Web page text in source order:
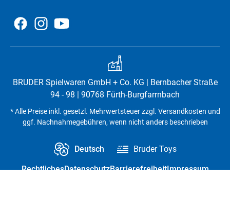
BRUDER Spielwaren GmbH + Co. KG | Bernbacher Straße
94 - 98 | 90768 Fürth-Burgfarrnbach
* Alle Preise inkl. gesetzl. Mehrwertsteuer zzgl. Versandkosten und
ggf. Nachnahmegebühren, wenn nicht anders beschrieben
Deutsch Bruder Toys
RechtlichesDatenschutzBarrierefreiheitImpressum